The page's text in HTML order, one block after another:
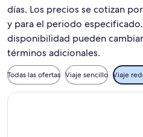
días. Los precios se cotizan
y para el periodo
disponibilidad pueden
términos adicionales.
Todas las ofertas Viaje sencillo Viaje
Seleccionar vuelo de